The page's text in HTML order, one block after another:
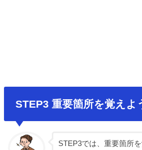
STEP3 重要箇所を覚えよ
STEP3では、重要箇所